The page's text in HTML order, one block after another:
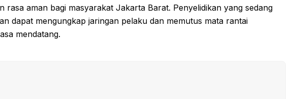
rasa aman bagi masyarakat Jakarta Barat. Penyelidikan yang sedang
dapat mengungkap jaringan pelaku dan memutus mata rantai
mendatang.